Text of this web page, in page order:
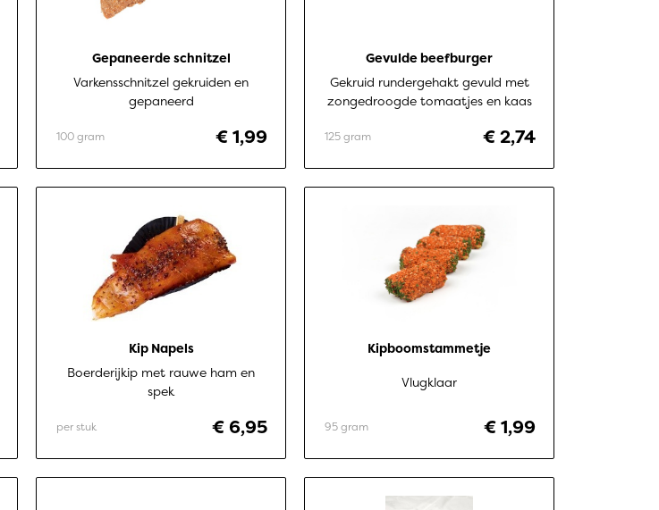
Gepaneerde schnitzel
Varkensschnitzel gekruiden en
gepaneerd
€ 1,99
100 gram
Gevulde beefburger
Gekruid rundergehakt gevuld met
zongedroogde tomaatjes en kaas
€ 2,74
125 gram
Kip Napels
Boerderijkip met rauwe ham en
spek
€ 6,95
per stuk
Kipboomstammetje
Vlugklaar
€ 1,99
95 gram